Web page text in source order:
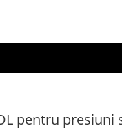
pentru